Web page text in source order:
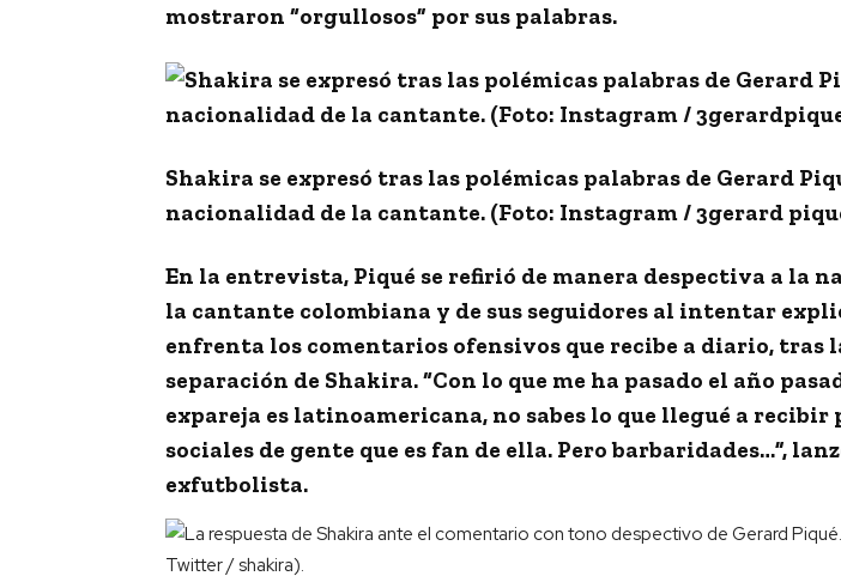
mostraron “orgullosos” por sus palabras.
Shakira se expresó tras las polémicas palabras de Gerard
nacionalidad de la cantante. (Foto: Instagram / 3gerard
En la entrevista, Piqué se refirió de manera despectiva a la
la cantante colombiana y de sus seguidores al intentar
enfrenta los comentarios ofensivos que recibe a diario, tras
separación de Shakira. “Con lo que me ha pasado el año
expareja es latinoamericana, no sabes lo que llegué a recibir
sociales de gente que es fan de ella. Pero barbaridades…”,
exfutbolista.